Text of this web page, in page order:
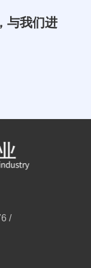
与我们进
/